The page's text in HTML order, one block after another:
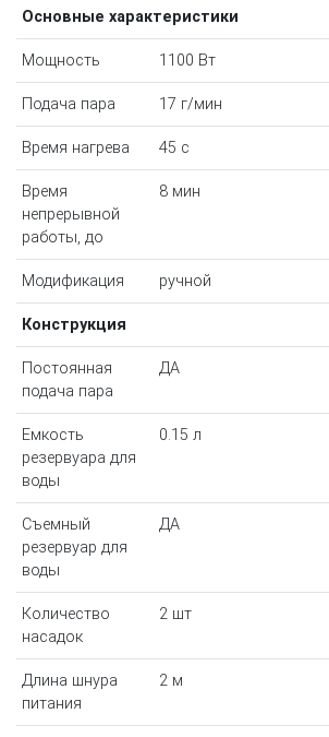
Основные характеристики
Мощность 1100 Вт
Подача пара 17 г/мин
Время нагрева 45 с
Время
непрерывной
работы, до
8 мин
Модификация ручной
Конструкция
Постоянная
подача пара
ДА
Емкость
резервуара для
воды
0.15 л
Съемный
резервуар для
воды
ДА
Количество
насадок
2 шт
Длина шнура
питания
2 м